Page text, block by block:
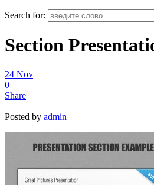
Search for:
Section
24 Nov
0
Share
Posted by admin